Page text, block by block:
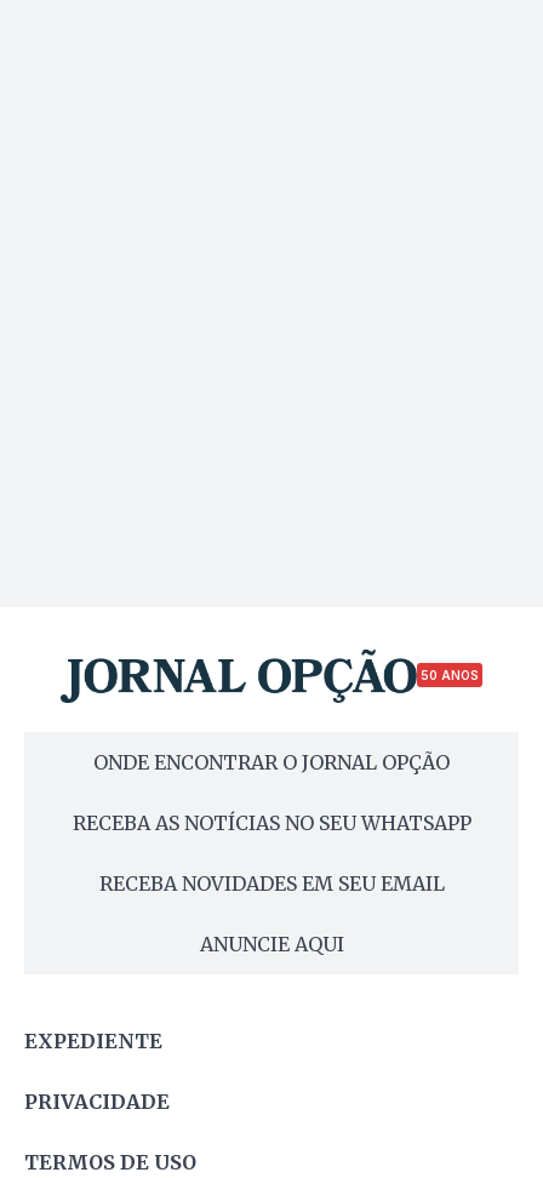
50 ANOS
ONDE ENCONTRAR O JORNAL OPÇÃO
RECEBA AS NOTÍCIAS NO SEU WHATSAPP
RECEBA NOVIDADES EM SEU EMAIL
ANUNCIE AQUI
EXPEDIENTE
PRIVACIDADE
TERMOS DE USO